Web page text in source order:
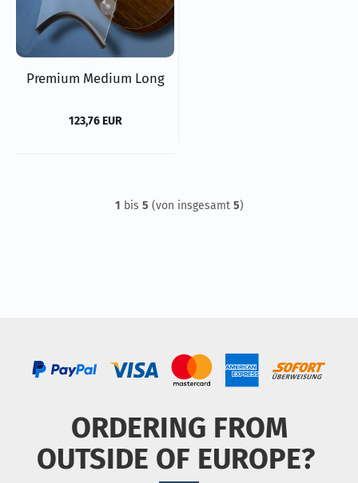
Premium Medium Long
123,76 EUR
1 bis 5 (von insgesamt 5)
ORDERING FROM
OUTSIDE OF EUROPE?